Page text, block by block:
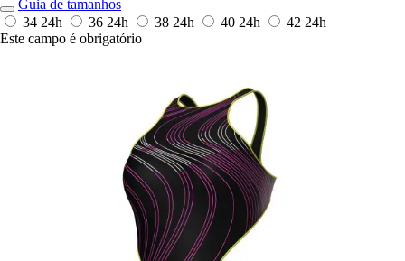
Guia de tamanhos
34 24h 36 24h 38 24h 40 24h 42 24h
Este campo é obrigatório